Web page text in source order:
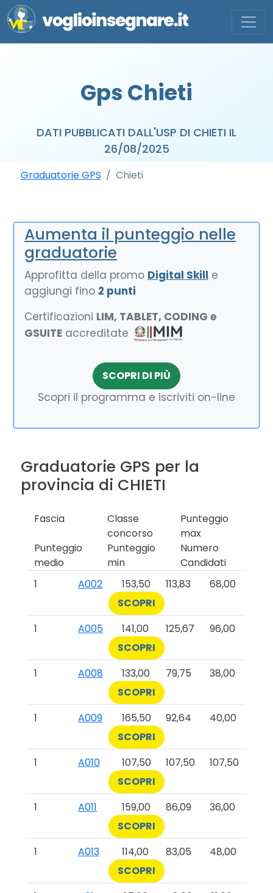
Gps Chieti
DATI PUBBLICATI DALL'USP DI CHIETI IL
26/08/2025
Graduatorie GPS Chieti
Aumenta il punteggio nelle
graduatorie
Approfitta della promo Digital Skill e
aggiungi fino 2 punti
Certificazioni LIM, TABLET, CODING e
GSUITE accreditate
SCOPRI DI PIÙ
Scopri il programma e iscriviti on-line
Graduatorie GPS per la
provincia di CHIETI
Fascia
Classe
concorso
Punteggio
max
Punteggio
medio
Punteggio
min
Numero
Candidati
1
A002 153,50 113,83
68,00
SCOPRI
1
A005 141,00 125,67
96,00
SCOPRI
1
A008 133,00 79,75
38,00
SCOPRI
1
A009 165,50 92,64
40,00
SCOPRI
1
A010 107,50 107,50
107,50
SCOPRI
1
A011 159,00 86,09
36,00
SCOPRI
1
A013 114,00 83,05
48,00
SCOPRI